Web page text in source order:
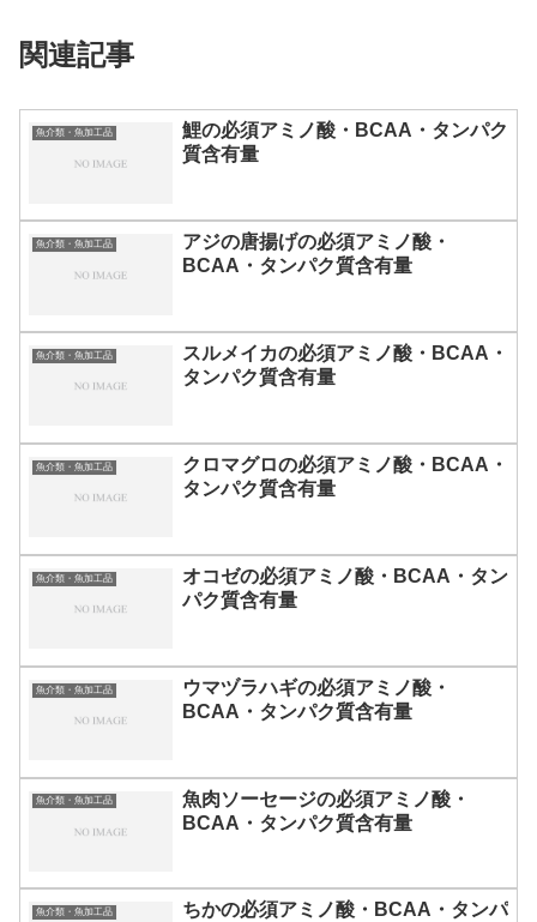
関連記事
魚介類・魚加工品
鯉の必須アミノ酸・BCAA・タンパク
質含有量
魚介類・魚加工品
アジの唐揚げの必須アミノ酸・
BCAA・タンパク質含有量
魚介類・魚加工品
スルメイカの必須アミノ酸・BCAA・
タンパク質含有量
魚介類・魚加工品
クロマグロの必須アミノ酸・BCAA・
タンパク質含有量
魚介類・魚加工品
オコゼの必須アミノ酸・BCAA・タン
パク質含有量
魚介類・魚加工品
ウマヅラハギの必須アミノ酸・
BCAA・タンパク質含有量
魚介類・魚加工品
魚肉ソーセージの必須アミノ酸・
BCAA・タンパク質含有量
魚介類・魚加工品
ちかの必須アミノ酸・BCAA・タンパ